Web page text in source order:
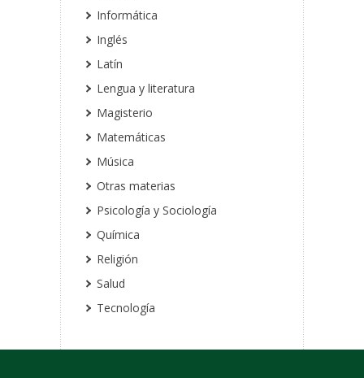
Informática
Inglés
Latín
Lengua y literatura
Magisterio
Matemáticas
Música
Otras materias
Psicología y Sociología
Química
Religión
Salud
Tecnología